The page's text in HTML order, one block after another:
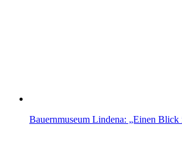
Bauernmuseum Lindena: „Einen